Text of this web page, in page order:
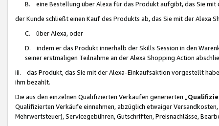
B. eine Bestellung über Alexa für das Produkt aufgibt, das Sie mit
der Kunde schließt einen Kauf des Produkts ab, das Sie mit der Alexa
C. über Alexa, oder
D. indem er das Produkt innerhalb der Skills Session in den
seiner erstmaligen Teilnahme an der Alexa Shopping Action
iii. das Produkt, das Sie mit der Alexa-Einkaufsaktion vorgestellt
ihm bezahlt.
Die aus den einzelnen Qualifizierten Verkäufen generierten „
Qualifizierten Verkäufe einnehmen, abzüglich etwaiger
Mehrwertsteuer), Servicegebühren, Gutschriften, Preisnachlässe,